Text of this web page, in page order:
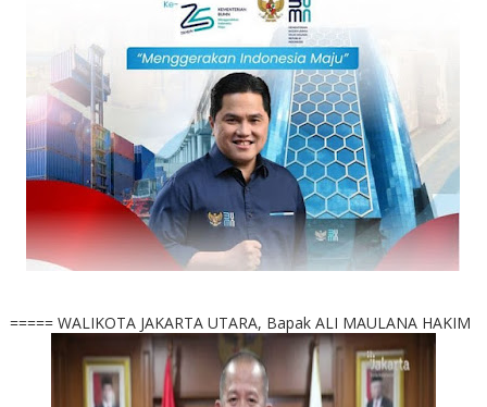
===== WALIKOTA JAKARTA UTARA, Bapak ALI MAULANA HAKIM